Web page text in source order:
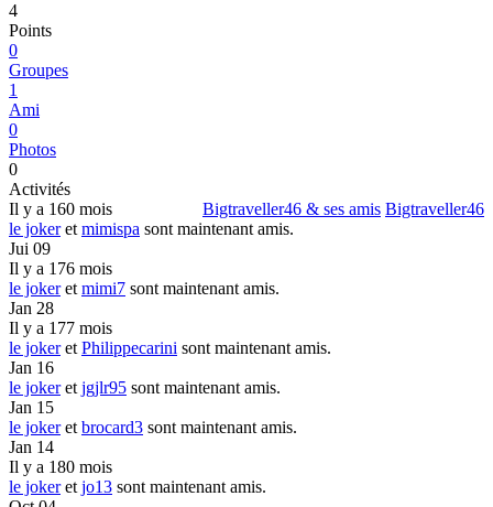
4
Points
0
Groupes
1
Ami
0
Photos
0
Activités
Bigtraveller46 & ses amis Bigtraveller46
Il y a 160 mois
le jokeret mimispa sont maintenant amis.
Jui 09
Il y a 176 mois
le jokeret mimi7 sont maintenant amis.
Jan 28
Il y a 177 mois
le jokeret Philippecarini sont maintenant amis.
Jan 16
le jokeret jgjlr95 sont maintenant amis.
Jan 15
le jokeret brocard3 sont maintenant amis.
Jan 14
Il y a 180 mois
le jokeret jo13 sont maintenant amis.